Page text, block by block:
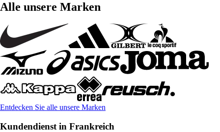
Alle unsere Marken
Entdecken Sie alle unsere Marken
Kundendienst in Frankreich